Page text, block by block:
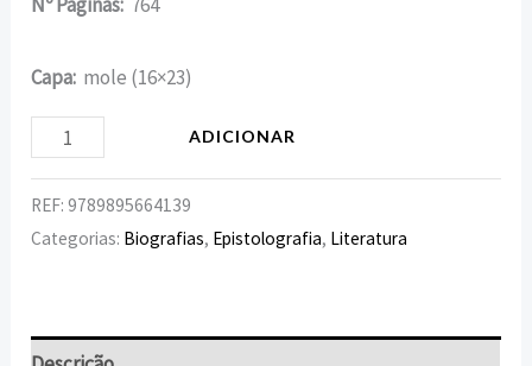
Capa: mole (16×23)
ADICIONAR
REF:9789895664139
Categorias: Biografias, Epistolografia, Literatura